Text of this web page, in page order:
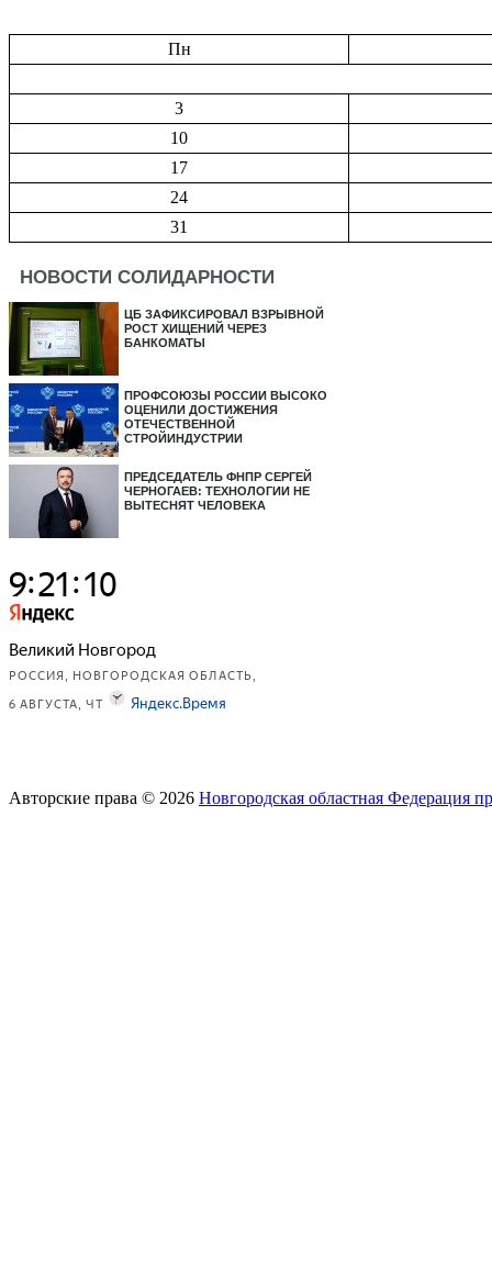
Пн
3
10
17
24
31
НОВОСТИ СОЛИДАРНОСТИ
ЦБ ЗАФИКСИРОВАЛ ВЗРЫВНОЙ
РОСТ ХИЩЕНИЙ ЧЕРЕЗ
БАНКОМАТЫ
ПРОФСОЮЗЫ РОССИИ ВЫСОКО
ОЦЕНИЛИ ДОСТИЖЕНИЯ
ОТЕЧЕСТВЕННОЙ
СТРОЙИНДУСТРИИ
ПРЕДСЕДАТЕЛЬ ФНПР СЕРГЕЙ
ЧЕРНОГАЕВ: ТЕХНОЛОГИИ НЕ
ВЫТЕСНЯТ ЧЕЛОВЕКА
Авторские права © 2026 Новгородская областная Федерация